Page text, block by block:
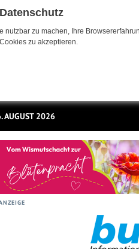
zu machen, Ihre
zu akzeptieren.
AUGUST 2026